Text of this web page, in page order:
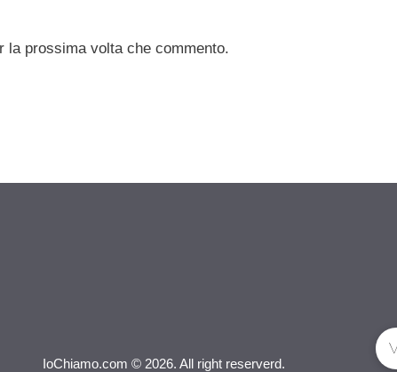
la prossima volta che commento.
IoChiamo.com © 2026. All right reserverd.